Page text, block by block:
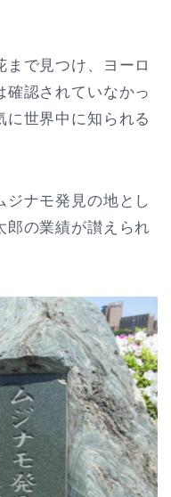
で見つけ、ヨーロ
確認されていなかっ
に世界中に知られる
ナモ発見の地とし
郎の業績が讃えられ